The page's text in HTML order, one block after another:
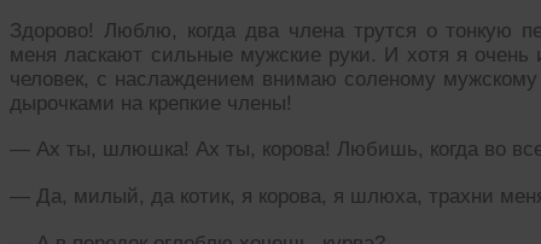
Здорово! Люблю, когда два члена трутся о тонкую
меня ласкают сильные мужские руки. И хотя я очень
человек, с наслаждением внимаю соленому
дырочками на крепкие члены!
— Ах ты, шлюшка! Ах ты, корова! Любишь, когда во
— Да, милый, да котик, я корова, я шлюха, трахни